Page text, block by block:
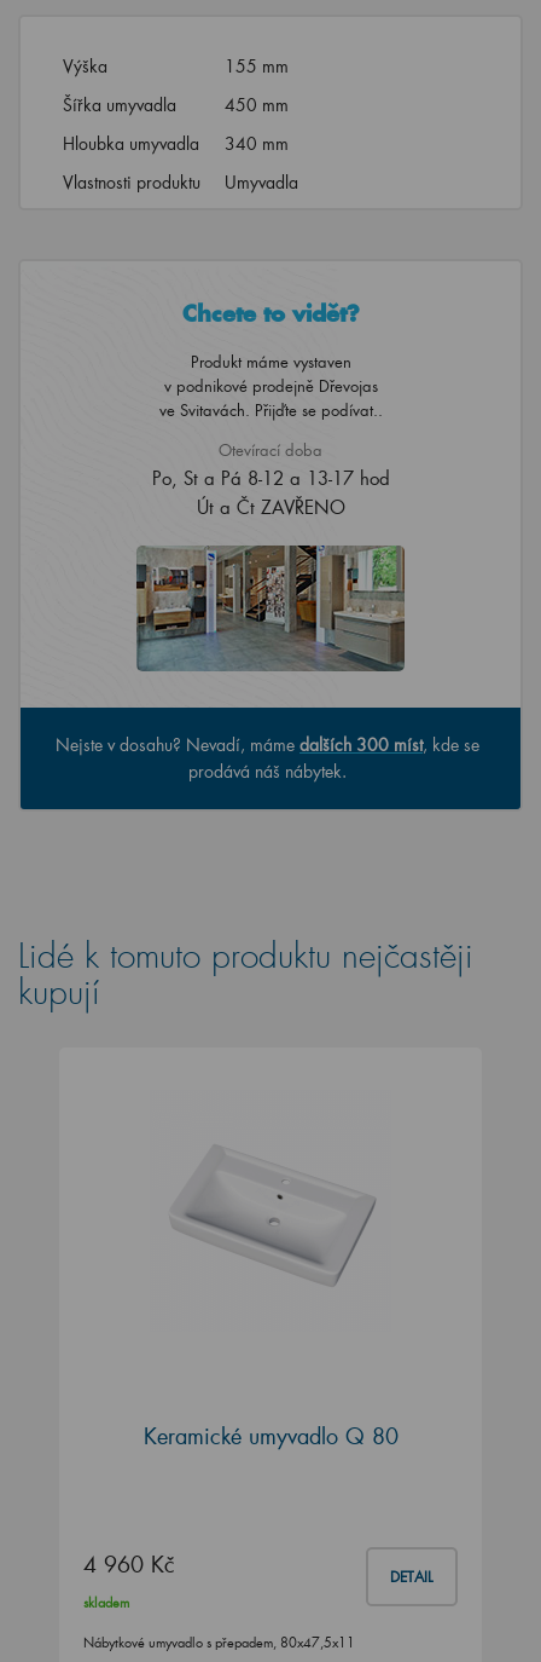
Výška
155 mm
Šířka umyvadla
450 mm
Hloubka umyvadla
340 mm
Vlastnosti produktu
Umyvadla
Chcete to vidět?
Produkt máme vystaven
v podnikové prodejně Dřevojas
ve Svitavách. Přijďte se podívat..
Otevírací doba
Po, St a Pá 8-12 a 13-17 hod
Út a Čt ZAVŘENO
Nejste v dosahu? Nevadí, máme dalších 300 míst, kde se
prodává náš nábytek.
Lidé k tomuto produktu nejčastěji
kupují
Keramické umyvadlo Q 80
4 960 Kč DETAIL
skladem
Nábytkové umyvadlo s přepadem, 80x47,5x11